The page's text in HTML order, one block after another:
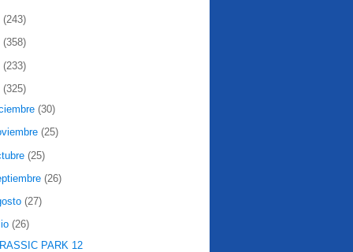
(243)
(358)
(233)
(325)
(30)
(25)
(25)
(26)
(27)
(26)
PARK 12